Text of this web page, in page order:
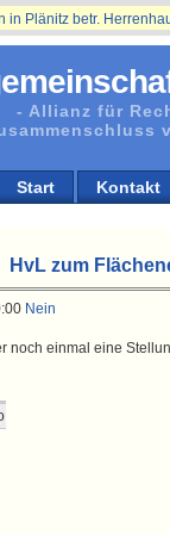
- Allianz für
Start Kontakt
betr. Herrenhaus
HvL zum
Nein
noch einmal eine